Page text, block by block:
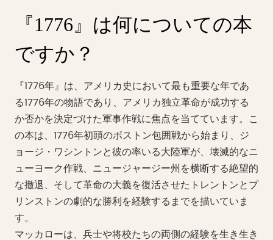
『1776』は何についての本
ですか？
『1776年』は、アメリカ史において最も重要な年であ
る1776年の物語であり、アメリカ独立革命が成功する
か否かを決定づけた軍事作戦に焦点を当てています。こ
の本は、1776年初頭のボストン包囲戦から始まり、ジ
ョージ・ワシントンと彼の率いる大陸軍が、壊滅的なニ
ューヨーク作戦、ニュージャージー州を横断する絶望的
な撤退、そして革命の大義を復活させたトレントンとプ
リンストンの劇的な勝利を経験するまでを描いていま
す。
マッカローは、兵士や将校たちの両側の経験を生き生き